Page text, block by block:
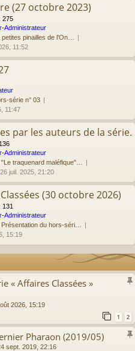
(27 octobre 2023)
275
Administrateur
petites pinailles de l'On…
11:52
série n° 03
11:47
par les auteurs de la série.
136
Administrateur
"Le traquenard maléfique"…
, 26 juil. 2025, 21:20
(30 octobre 2026)
131
Administrateur
Présentation du hors-séri…
15:19
« Affaires Classées »
2026, 15:19
1 2
Pharaon (2019/05)
sept. 2019, 22:16